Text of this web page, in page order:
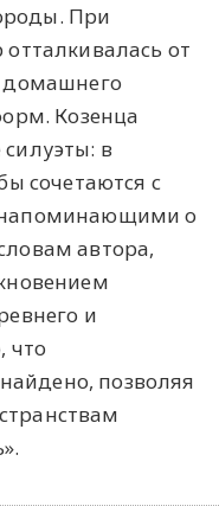
При
от
домашнего
Козенца
в
сочетаются с
о
автора,
и
что
позволяя